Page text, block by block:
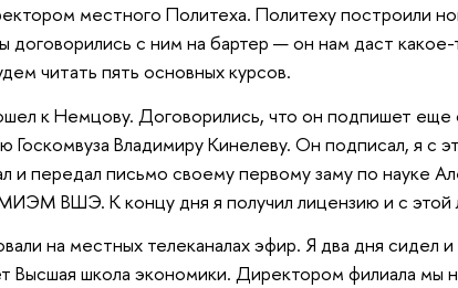
местного Политеха. Политеху построили
договорились с ним на бартер — он нам даст
читать пять основных курсов.
к Немцову. Договорились, что он подпишет
Госкомвуза Владимиру Кинелеву. Он подписал, я с
и передал письмо своему первому заму по науке
ВШЭ. К концу дня я получил лицензию и с этой
на местных телеканалах эфир. Я два дня сидел
Высшая школа экономики. Директором филиала мы